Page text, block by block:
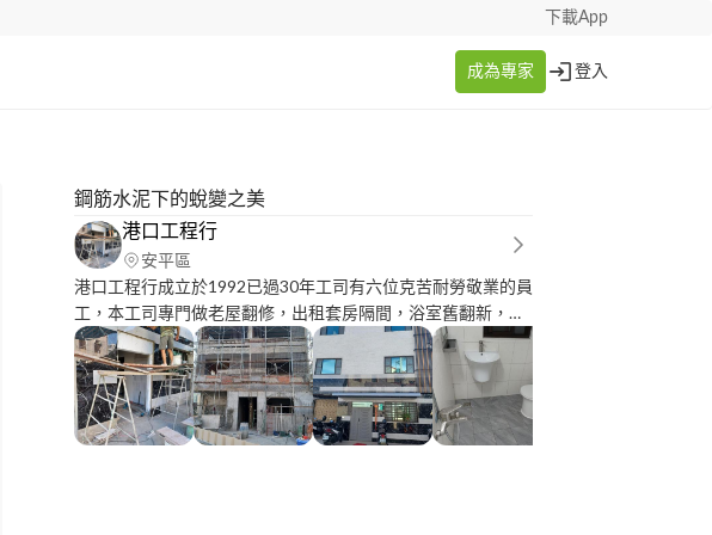
下載App
成為專家 登入
鋼筋水泥下的蛻變之美
港口工程行
安平區
港口工程行成立於1992已過30年工司有六位克苦耐勞敬業的員
工，本工司專門做老屋翻修，出租套房隔間，浴室舊翻新，新
建舊建牆打底粉光，壁磚地磚，停車場地面整平，壁癌除理，
個位親愛的業主，價錢公道可以放心給我們報價施工。